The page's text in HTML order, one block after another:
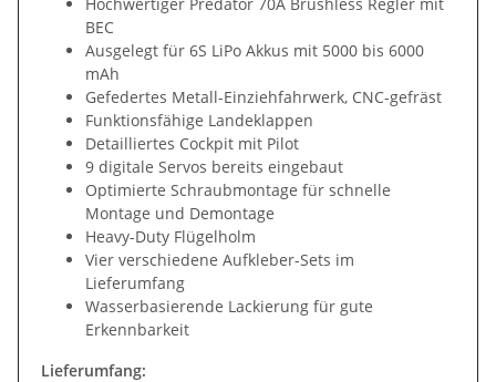
BEC
Ausgelegt für 6S LiPo Akkus mit 5000 bis 6000
mAh
Gefedertes Metall-Einziehfahrwerk, CNC-gefräst
Funktionsfähige Landeklappen
Detailliertes Cockpit mit Pilot
9 digitale Servos bereits eingebaut
Optimierte Schraubmontage für schnelle
Montage und Demontage
Heavy-Duty Flügelholm
Vier verschiedene Aufkleber-Sets im
Lieferumfang
Wasserbasierende Lackierung für gute
Erkennbarkeit
Lieferumfang: